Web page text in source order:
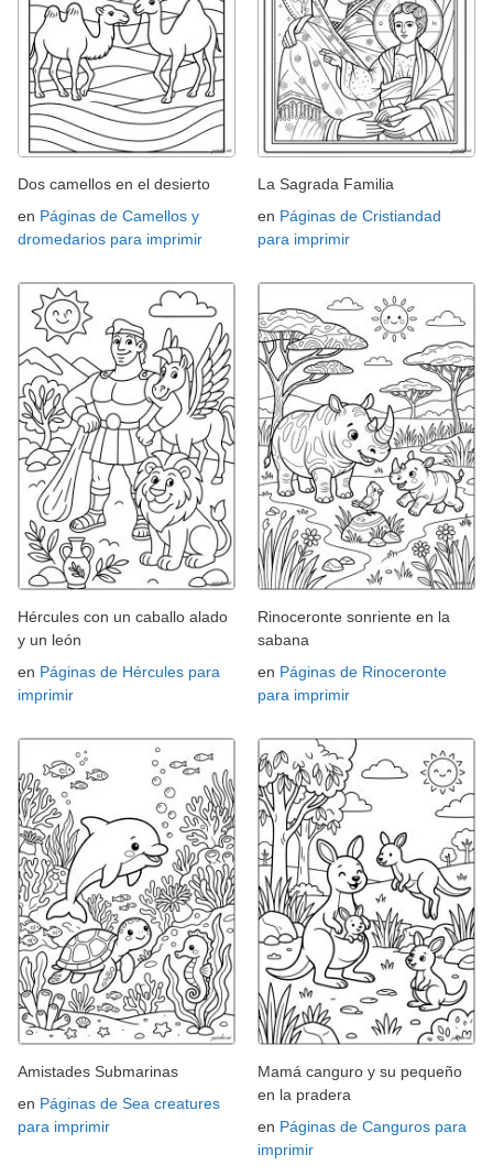
Dos camellos en el desierto
en Páginas de Camellos y
dromedarios para imprimir
La Sagrada Familia
en Páginas de Cristiandad
para imprimir
Hércules con un caballo alado
y un león
en Páginas de Hércules para
imprimir
Rinoceronte sonriente en la
sabana
en Páginas de Rinoceronte
para imprimir
Amistades Submarinas
en Páginas de Sea creatures
para imprimir
Mamá canguro y su pequeño
en la pradera
en Páginas de Canguros para
imprimir